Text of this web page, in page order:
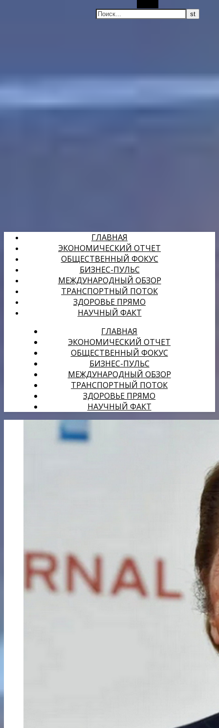
ГЛАВНАЯ
ЭКОНОМИЧЕСКИЙ ОТЧЕТ
ОБЩЕСТВЕННЫЙ ФОКУС
БИЗНЕС-ПУЛЬС
МЕЖДУНАРОДНЫЙ ОБЗОР
ТРАНСПОРТНЫЙ ПОТОК
ЗДОРОВЬЕ ПРЯМО
НАУЧНЫЙ ФАКТ
ГЛАВНАЯ
ЭКОНОМИЧЕСКИЙ ОТЧЕТ
ОБЩЕСТВЕННЫЙ ФОКУС
БИЗНЕС-ПУЛЬС
МЕЖДУНАРОДНЫЙ ОБЗОР
ТРАНСПОРТНЫЙ ПОТОК
ЗДОРОВЬЕ ПРЯМО
НАУЧНЫЙ ФАКТ